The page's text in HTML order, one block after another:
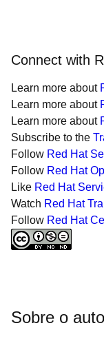
Connect with
Learn more about
Learn more about
Learn more about
Subscribe to the
Follow Red Hat
Follow Red Hat
Like Red Hat
Watch Red Hat
Follow Red Hat
Sobre o